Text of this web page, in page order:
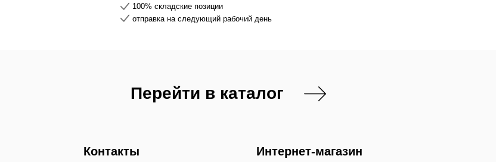
100% складские позиции
отправка на следующий рабочий день
Контакты Интернет-магазин
Перейти в каталог